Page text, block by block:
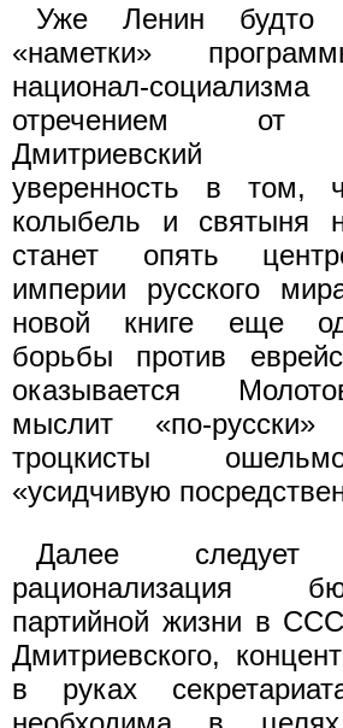
Уже Ленин будто
«наметки»
национал-
отречением от
Дмитриевский
уверенность в том,
колыбель и святыня
станет опять
империи русского
новой книге еще
борьбы против
оказывается
мыслит «по-
троцкисты
«усидчивую
Далее следует
рационализация
партийной жизни в
Дмитриевского,
в руках